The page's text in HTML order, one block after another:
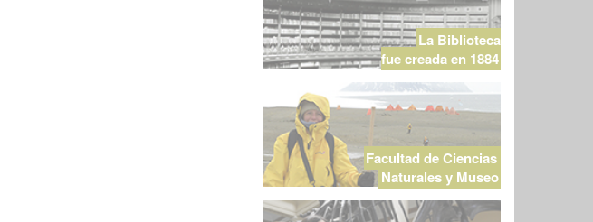
La Biblioteca
fue creada en 1884
Facultad de Ciencias
Naturales y Museo